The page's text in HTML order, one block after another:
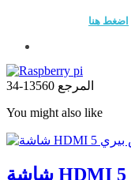
اضغط هنا
المرجع 13560-34
You might also like